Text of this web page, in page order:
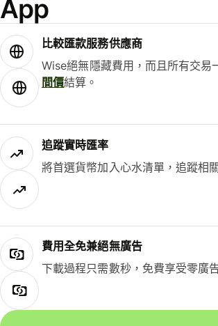
App
比較匯款服務供應商
Wise絕無隱藏費用，而且所有交易
間價結算。
追蹤實時匯率
將首選貨幣加入心水清單，追蹤相
費用全免兼絕無廣告
下載過程只需數秒，免費享受零廣